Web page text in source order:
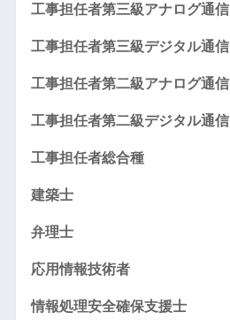
工事担任者第三級アナログ通信
工事担任者第三級デジタル通信
工事担任者第二級アナログ通信
工事担任者第二級デジタル通信
工事担任者総合種
建築士
弁理士
応用情報技術者
情報処理安全確保支援士